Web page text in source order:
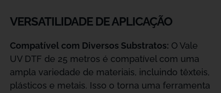
VERSATILIDADE DE APLICAÇÃO
Compatível com Diversos Substratos: O Vale
UV DTF de 25 metros é compatível com uma
ampla variedade de materiais, incluindo têxteis,
plásticos e metais. Isso o torna uma ferramenta